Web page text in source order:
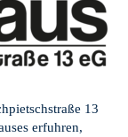
13
erfuhren,